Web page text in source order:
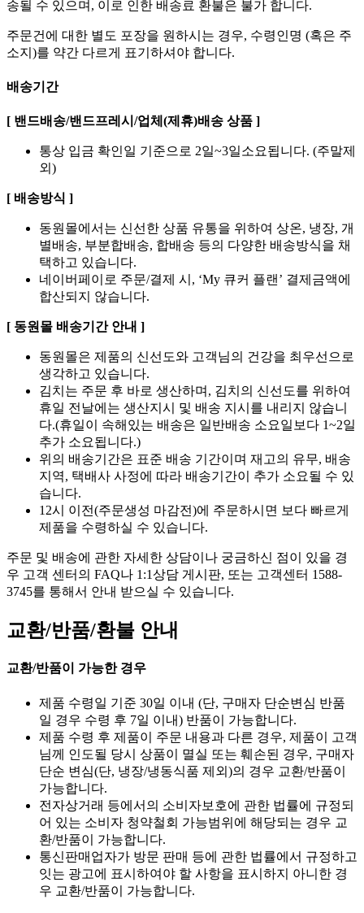
송될 수 있으며, 이로 인한 배송료 환불은 불가 합니다.
주문건에 대한 별도 포장을 원하시는 경우, 수령인명 (혹은 주
소지)를 약간 다르게 표기하셔야 합니다.
배송기간
[ 밴드배송/밴드프레시/업체(제휴)배송 상품 ]
통상 입금 확인일 기준으로 2일~3일소요됩니다. (주말제
외)
[ 배송방식 ]
동원몰에서는 신선한 상품 유통을 위하여 상온, 냉장, 개
별배송, 부분합배송, 합배송 등의 다양한 배송방식을 채
택하고 있습니다.
네이버페이로 주문/결제 시, ‘My 큐커 플랜’ 결제금액에
합산되지 않습니다.
[ 동원몰 배송기간 안내 ]
동원몰은 제품의 신선도와 고객님의 건강을 최우선으로
생각하고 있습니다.
김치는 주문 후 바로 생산하며, 김치의 신선도를 위하여
휴일 전날에는 생산지시 및 배송 지시를 내리지 않습니
다.(휴일이 속해있는 배송은 일반배송 소요일보다 1~2일
추가 소요됩니다.)
위의 배송기간은 표준 배송 기간이며 재고의 유무, 배송
지역, 택배사 사정에 따라 배송기간이 추가 소요될 수 있
습니다.
12시 이전(주문생성 마감전)에 주문하시면 보다 빠르게
제품을 수령하실 수 있습니다.
주문 및 배송에 관한 자세한 상담이나 궁금하신 점이 있을 경
우 고객 센터의 FAQ나 1:1상담 게시판, 또는 고객센터 1588-
3745를 통해서 안내 받으실 수 있습니다.
교환/반품/환불 안내
교환/반품이 가능한 경우
제품 수령일 기준 30일 이내 (단, 구매자 단순변심 반품
일 경우 수령 후 7일 이내) 반품이 가능합니다.
제품 수령 후 제품이 주문 내용과 다른 경우, 제품이 고객
님께 인도될 당시 상품이 멸실 또는 훼손된 경우, 구매자
단순 변심(단, 냉장/냉동식품 제외)의 경우 교환/반품이
가능합니다.
전자상거래 등에서의 소비자보호에 관한 법률에 규정되
어 있는 소비자 청약철회 가능범위에 해당되는 경우 교
환/반품이 가능합니다.
통신판매업자가 방문 판매 등에 관한 법률에서 규정하고
잇는 광고에 표시하여야 할 사항을 표시하지 아니한 경
우 교환/반품이 가능합니다.